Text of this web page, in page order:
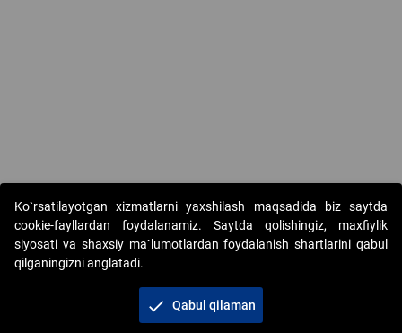
Copyright © 2017-2026. "Elektron onlayn-auksionlarni tashkil etish"
AJ. Barcha huquqlar himoyalangan
+998 71 202-21-11
Ko`rsatilayotgan xizmatlarni yaxshilash maqsadida biz saytda
cookie-fayllardan foydalanamiz. Saytda qolishingiz, maxfiylik
siyosati va shaxsiy ma`lumotlardan foydalanish shartlarini qabul
qilganingizni anglatadi.
check Qabul qilaman